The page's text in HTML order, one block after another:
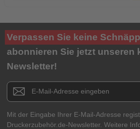
Verpassen Sie keine
abonnieren Sie jetzt unseren
Newsletter!
Newsletter E-Mail Adresse
Mit der Eingabe Ihrer E-Mail-Adresse
Druckerzubehör.de-Newsletter. Weitere